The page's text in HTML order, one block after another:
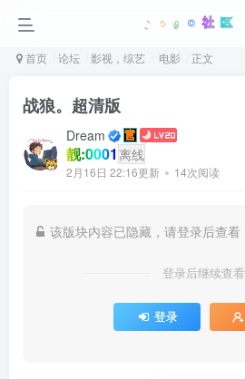
首页 论坛 影视，综艺 电影 正文
战狼。超清版
Dream
靓:0001 离线
2月16日 22:16更新 14次阅读
该版块内容已隐藏，请登录后查看
登录后继续查看
登录